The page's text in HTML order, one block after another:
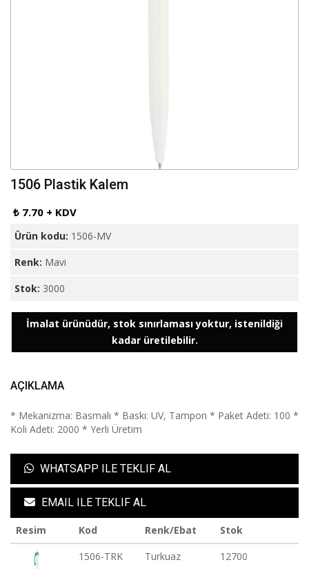
1506 Plastik Kalem
₺ 7.70 + KDV
Ürün kodu: 1506-MV
Renk: Mavi
Stok: 3000
İmalat ürünüdür, stok sınırlaması yoktur, istenildiği
kadar üretilebilir.
AÇIKLAMA
* Mekanizma: Basmalı * Baskı: UV, Tampon * Paket Adeti: 100 *
Koli Adeti: 2000 * Yerli Üretim
WHATSAPP ILE TEKLIF AL
EMAIL ILE TEKLIF AL
Resim Kod Renk/Ebat
Stok
1506-TRK
Turkuaz 12700